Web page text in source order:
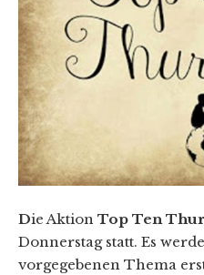
Die Aktion Top Ten
Donnerstag statt. Es
vorgegebenen Thema